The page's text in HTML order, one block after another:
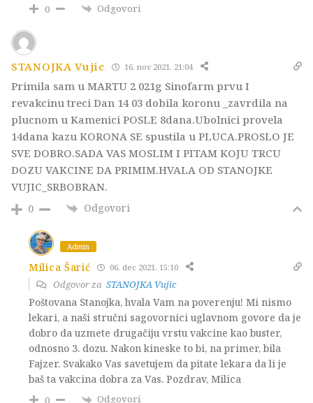
0 Odgovori
STANOJKA Vujic 16. nov 2021. 21:04
Primila sam u MARTU 2 021g Sinofarm prvu I
revakcinu treci Dan 14 03 dobila koronu _zavrdila na
plucnom u Kamenici POSLE 8dana.Ubolnici provela
14dana kazu KORONA SE spustila u PLUCA.PROSLO JE
SVE DOBRO.SADA VAS MOSLIM I PITAM KOJU TRCU
DOZU VAKCINE DA PRIMIM.HVALA OD STANOJKE
VUJIC_SRBOBRAN.
0 Odgovori
Admin
Milica Šarić 06. dec 2021. 15:10
Odgovor za STANOJKA Vujic
Poštovana Stanojka, hvala Vam na poverenju! Mi nismo
lekari, a naši stručni sagovornici uglavnom govore da je
dobro da uzmete drugačiju vrstu vakcine kao buster,
odnosno 3. dozu. Nakon kineske to bi, na primer, bila
Fajzer. Svakako Vas savetujem da pitate lekara da li je
baš ta vakcina dobra za Vas. Pozdrav, Milica
0 Odgovori